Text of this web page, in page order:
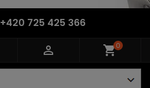
+420 725 425 366
 shopping_cart0